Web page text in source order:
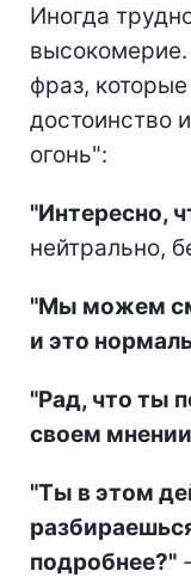
Иногда
фраз,
достоинство
огонь":
"Интересно,
нейтрально,
"Мы можем
и это
"Рад, что ты
своем
"Ты в этом
подробнее?"